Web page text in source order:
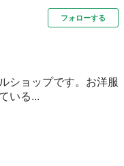
フォローする
ショップです。お洋服
いる...